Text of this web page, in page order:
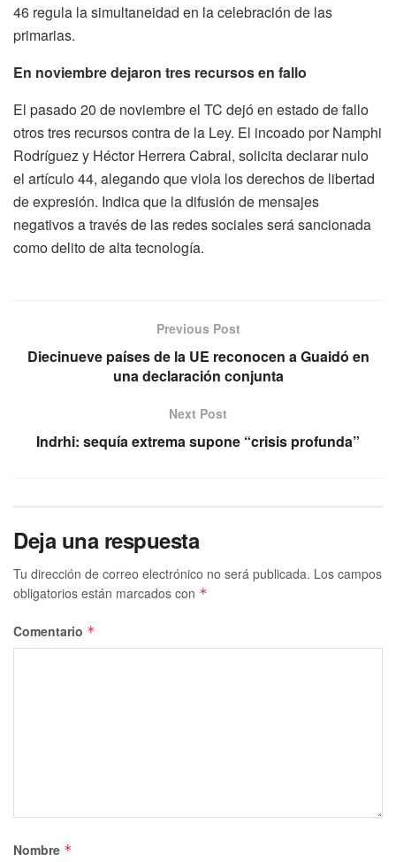
46 regula la simultaneidad en la celebración de las
primarias.
En noviembre dejaron tres recursos en fallo
El pasado 20 de noviembre el TC dejó en estado de fallo
otros tres recursos contra de la Ley. El incoado por Namphi
Rodríguez y Héctor Herrera Cabral, solicita declarar nulo
el artículo 44, alegando que viola los derechos de libertad
de expresión. Indica que la difusión de mensajes
negativos a través de las redes sociales será sancionada
como delito de alta tecnología.
Previous Post
Diecinueve países de la UE reconocen a Guaidó en
una declaración conjunta
Next Post
Indrhi: sequía extrema supone “crisis profunda”
Deja una respuesta
Tu dirección de correo electrónico no será publicada. Los campos
obligatorios están marcados con *
Comentario *
Nombre *